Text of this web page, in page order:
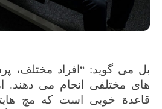
بل می گوید: “افراد مختلف،
های مختلفی انجام می دهند.
قاعدة خوبی است که مچ